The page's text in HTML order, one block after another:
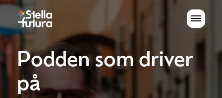
Podden som driver
på